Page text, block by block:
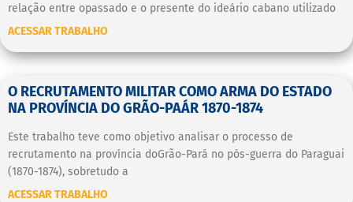
relação entre opassado e o presente do ideário cabano utilizado
ACESSAR TRABALHO
O RECRUTAMENTO MILITAR COMO ARMA DO ESTADO
NA PROVÍNCIA DO GRÃO-PAÁR 1870-1874
Este trabalho teve como objetivo analisar o processo de
recrutamento na província doGrão-Pará no pós-guerra do Paraguai
(1870-1874), sobretudo a
ACESSAR TRABALHO